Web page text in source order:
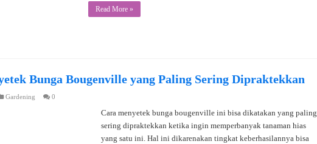
Read More »
Bunga Bougenville yang Paling Sering Dipraktekkan
Gardening 0
Cara menyetek bunga bougenville ini bisa dikatakan yang paling
sering dipraktekkan ketika ingin memperbanyak tanaman hias
yang satu ini. Hal ini dikarenakan tingkat keberhasilannya bisa